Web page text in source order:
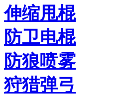
伸缩甩棍
防卫电棍
防狼喷雾
狩猎弹弓